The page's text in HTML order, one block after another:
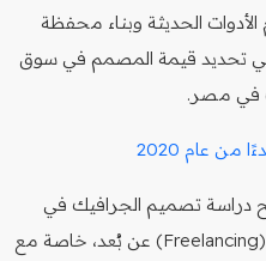
الحديثة وبناء محفظة
في تحديد قيمة المصمم في سوق
في مصر.
عام 2020
دراسة تصميم الجرافيك في
مصر الباب واسعاً أمام العمل الحر (Freelancing) عن بُعد، خاصة مع